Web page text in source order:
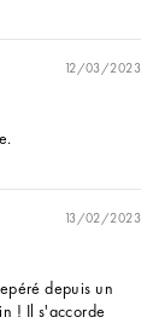
12/03/2023
13/02/2023
depuis un
! Il s'accorde